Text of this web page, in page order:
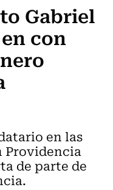
Gabriel
con
en las
Providencia
de parte de